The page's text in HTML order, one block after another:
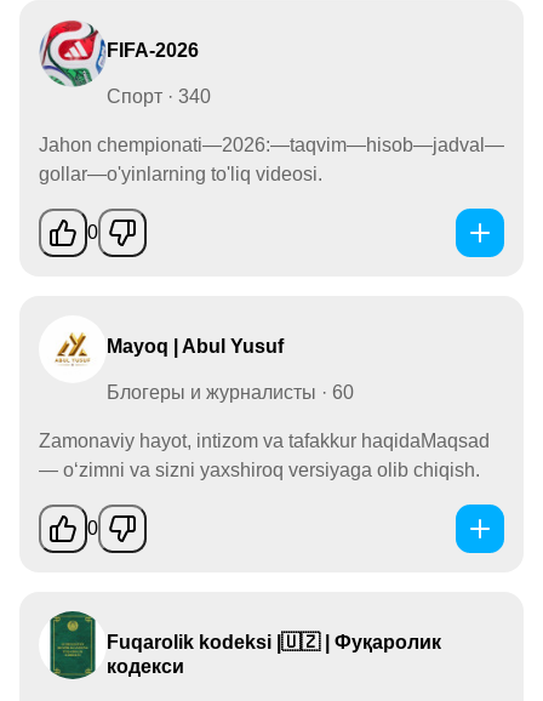
FIFA-2026
Спорт · 340
Jahon chempionati—2026:—taqvim—hisob—jadval—
gollar—o'yinlarning to'liq videosi.
0
Mayoq | Abul Yusuf
Блогеры и журналисты · 60
Zamonaviy hayot, intizom va tafakkur haqidaMaqsad
— o‘zimni va sizni yaxshiroq versiyaga olib chiqish.
0
Fuqarolik kodeksi |🇺🇿 | Фуқаролик
кодекси